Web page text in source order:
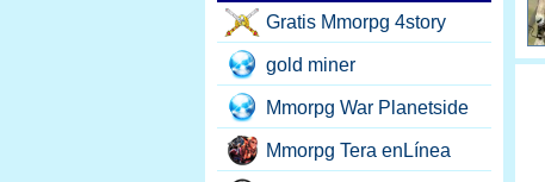
Gratis Mmorpg 4story
gold miner
Mmorpg War Planetside
Mmorpg Tera enLínea